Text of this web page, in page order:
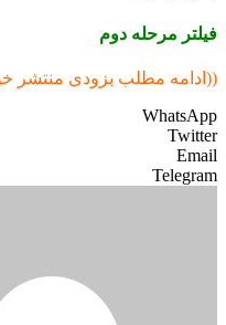
فیلتر مرحله دوم
((ادامه مطلب بزودی منتشر
WhatsApp
Twitter
Email
Telegram